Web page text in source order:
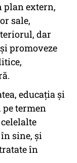
plan extern,
sale,
dar
promoveze
educaţia şi
termen
sine, şi
în